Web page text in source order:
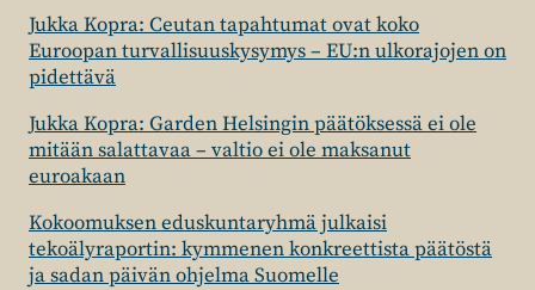
Jukka Kopra: Ceutan tapahtumat ovat koko
Euroopan turvallisuuskysymys – EU:n ulkorajojen on
pidettävä
Jukka Kopra: Garden Helsingin päätöksessä ei ole
mitään salattavaa – valtio ei ole maksanut
euroakaan
Kokoomuksen eduskuntaryhmä julkaisi
tekoälyraportin: kymmenen konkreettista päätöstä
ja sadan päivän ohjelma Suomelle